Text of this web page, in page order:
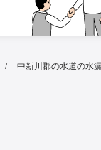
中新川郡の水道の水